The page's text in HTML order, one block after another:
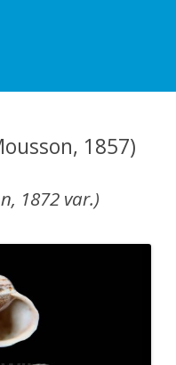
1857)
1872 var.)